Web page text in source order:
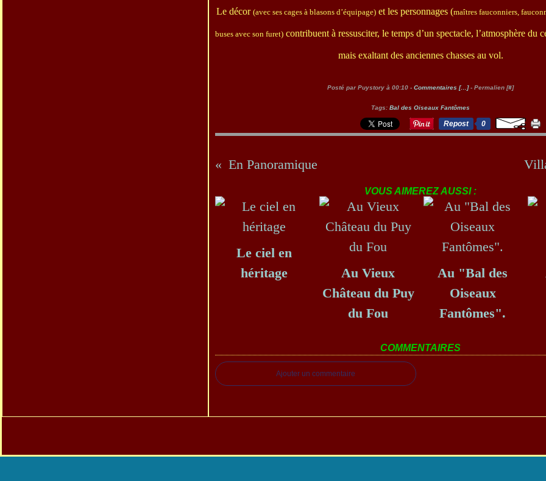
Le décor (avec ses cages à blasons d’équipage)et les personnages (maîtres fauconniers,
buses avec son furet)contribuent à ressusciter, le temps d’un spectacle, l’atmosphère du
mais exaltant des anciennes chasses au vol.
Posté par Puystory à 00:10 - Commentaires [… ]- Permalien [#]
Tags: Bal des Oiseaux Fantômes
Repost 0
En Panoramique
VOUS AIMEREZ AUSSI :
Le ciel en
héritage
Au Vieux
Château du Puy
du Fou
Au "Bal des
Oiseaux
Fantômes".
COMMENTAIRES
Ajouter un commentaire